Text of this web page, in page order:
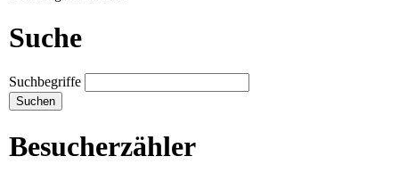
Suche
Suchbegriffe
Besucherzähler